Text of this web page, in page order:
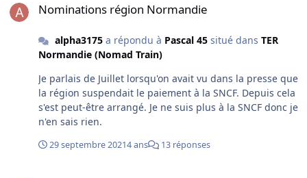
: « conditions de transport déplorables », « mauvaise
inacceptables, « ces problèmes récurrents … conduisent
à détériorer la confiance des voyageurs », « multiples
demandait la mise en place d’ "un plan d'action révisé,
avec un calendrier précis et rapide de mise en œuvre".
Je rappelle qu’il y a depuis l’automne 2020 un «
directeur de la performance du système ferroviaire des
lignes normandes » en appui des dirigeants régionaux
Nominations région Normandie
alpha3175a répondu à Pascal 45situé dans TER
Normandie (Nomad Train)
Je parlais de Juillet lorsqu'on avait vu dans la presse que
la région suspendait le paiement à la SNCF. Depuis cela
s'est peut-être arrangé. Je ne suis plus à la SNCF donc je
n'en sais rien.
29 septembre 20214 ans 13 réponses